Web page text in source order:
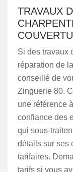
TRAVAUX
Si des travaux
réparation de
conseillé de
Zinguerie 80.
une référence
confiance des
qui sous-
détails sur ses
tarifaires.
tarifs si vous